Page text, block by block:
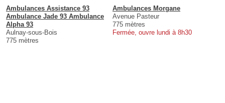
Ambulances Assistance 93
Ambulance Jade 93 Ambulance
Alpha 93
Aulnay-sous-Bois
775 mètres
Ambulances Morgane
Avenue Pasteur
775 mètres
Fermée, ouvre lundi à 8h30